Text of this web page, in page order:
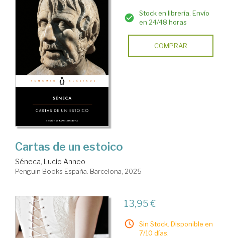
Stock en librería. Envío
en 24/48 horas
COMPRAR
Cartas de un estoico
Séneca, Lucio Anneo
Penguin Books España. Barcelona, 2025
13,95 €
Sin Stock. Disponible en
7/10 días.